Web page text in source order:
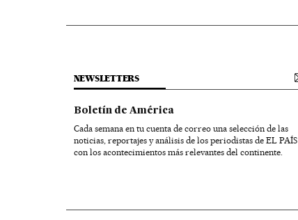
NEWSLETTERS
Boletín de América
Cada semana en tu cuenta de correo una selección de las
noticias, reportajes y análisis de los periodistas de EL PAÍS
con los acontecimientos más relevantes del continente.